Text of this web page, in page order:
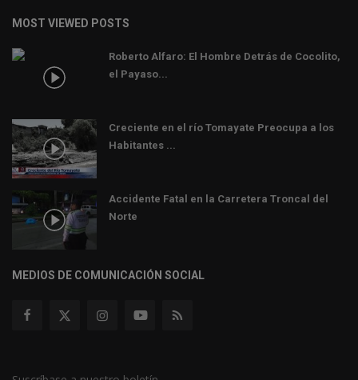
MOST VIEWED POSTS
Roberto Alfaro: El Hombre Detrás de Cocolito,
el Payaso...
Creciente en el río Tomayate Preocupa a los
Habitantes ...
Accidente Fatal en la Carretera Troncal del
Norte
MEDIOS DE COMUNICACIÓN SOCIAL